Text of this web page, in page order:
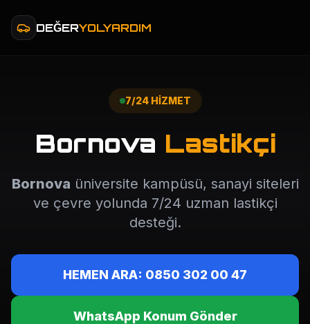
DEĞERYOLYARDIM
7/24 HİZMET
Bornova Lastikçi
Bornova üniversite kampüsü, sanayi siteleri
ve çevre yolunda 7/24 uzman lastikçi
desteği.
HEMEN ARA: 0850 302 00 47
WhatsApp Konum Gönder